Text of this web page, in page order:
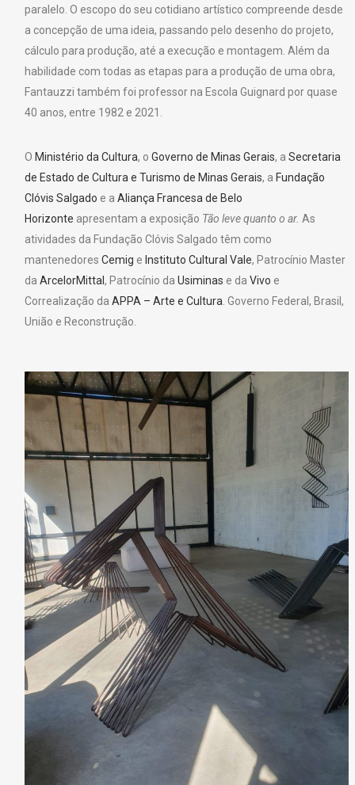
paralelo. O escopo do seu cotidiano artístico compreende desde
a concepção de uma ideia, passando pelo desenho do projeto,
cálculo para produção, até a execução e montagem. Além da
habilidade com todas as etapas para a produção de uma obra,
Fantauzzi também foi professor na Escola Guignard por quase
40 anos, entre 1982 e 2021.
O Ministério da Cultura, o Governo de Minas Gerais, a Secretaria
de Estado de Cultura e Turismo de Minas Gerais, a Fundação
Clóvis Salgado e a Aliança Francesa de Belo
Horizonte apresentam a exposição Tão leve quanto o ar. As
atividades da Fundação Clóvis Salgado têm como
mantenedores Cemig e Instituto Cultural Vale, Patrocínio Master
da ArcelorMittal , Patrocínio da Usiminas e da Vivo e
Correalização da APPA – Arte e Cultura . Governo Federal, Brasil,
União e Reconstrução.